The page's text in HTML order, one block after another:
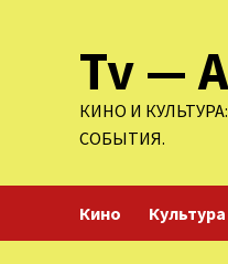
содержимомуTv —
КИНО И
СОБЫТИЯ.
Кино Культура